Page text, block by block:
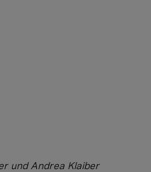
und Andrea Klaiber